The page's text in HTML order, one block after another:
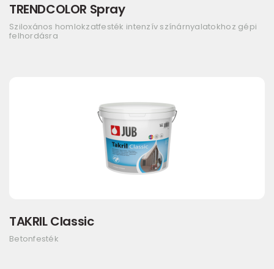
TRENDCOLOR Spray
Sziloxános homlokzatfesték intenzív színárnyalatokhoz gépi
felhordásra
TAKRIL Classic
Betonfesték